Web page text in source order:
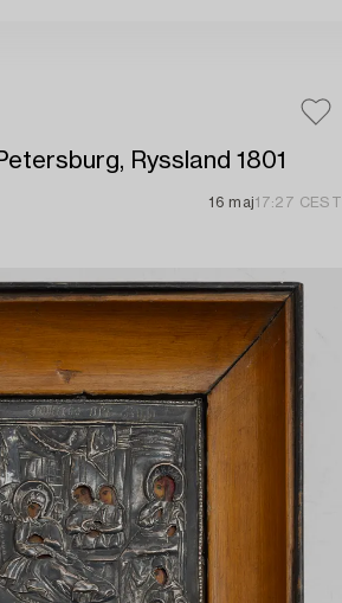
Ryssland 1801
16 maj17:27 CEST